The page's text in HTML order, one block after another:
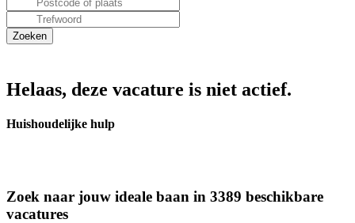
Helaas, deze vacature is niet actief.
Huishoudelijke hulp
Zoek naar jouw ideale baan in 3389 beschikbare
vacatures